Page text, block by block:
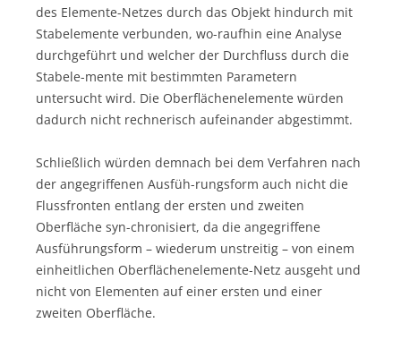
des Elemente-Netzes durch das Objekt hindurch mit
Stabelemente verbunden, wo-raufhin eine Analyse
durchgeführt und welcher der Durchfluss durch die
Stabele-mente mit bestimmten Parametern
untersucht wird. Die Oberflächenelemente würden
dadurch nicht rechnerisch aufeinander abgestimmt.
Schließlich würden demnach bei dem Verfahren nach
der angegriffenen Ausfüh-rungsform auch nicht die
Flussfronten entlang der ersten und zweiten
Oberfläche syn-chronisiert, da die angegriffene
Ausführungsform – wiederum unstreitig – von einem
einheitlichen Oberflächenelemente-Netz ausgeht und
nicht von Elementen auf einer ersten und einer
zweiten Oberfläche.